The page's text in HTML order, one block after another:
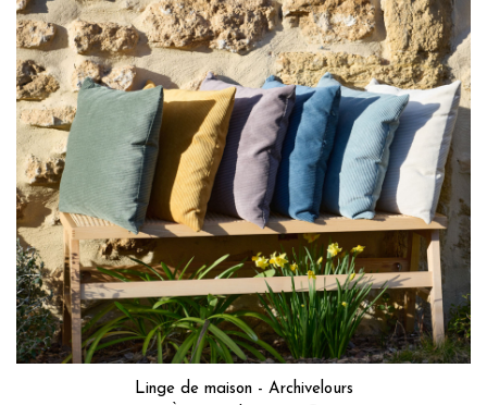
Linge de maison - Archivelours